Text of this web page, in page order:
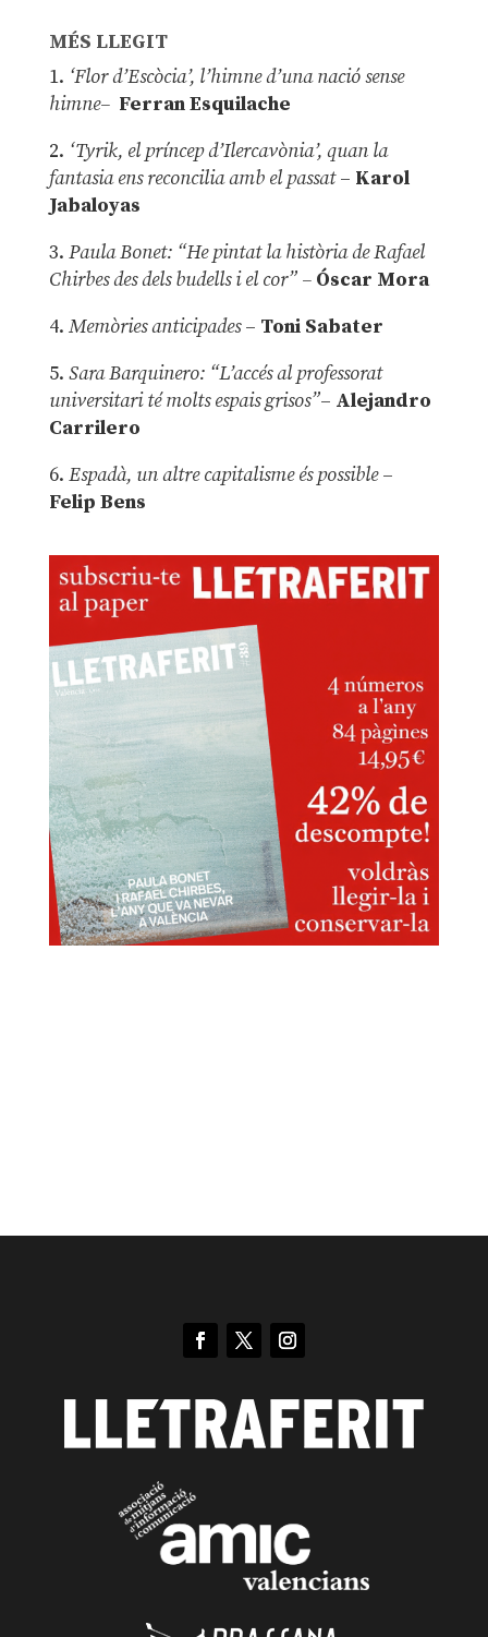
MÉS LLEGIT
1. ‘Flor d’Escòcia’, l’himne d’una nació sense
himne– Ferran Esquilache
2. ‘Tyrik, el príncep d’Ilercavònia’, quan la
fantasia ens reconcilia amb el passat– Karol
Jabaloyas
3. Paula Bonet: “He pintat la història de Rafael
Chirbes des dels budells i el cor” –Óscar Mora
4. Memòries anticipades– Toni Sabater
5. Sara Barquinero: “L’accés al professorat
universitari té molts espais grisos”– Alejandro
Carrilero
6. Espadà, un altre capitalisme és possible –
Felip Bens